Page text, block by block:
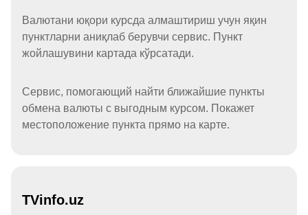
Валютани юқори курсда алмаштириш учун яқин
пунктларни аниқлаб берувчи сервис. Пункт
жойлашувини картада кўрсатади.
Сервис, помогающий найти ближайшие пункты
обмена валюты с выгодным курсом. Покажет
местоположение пункта прямо на карте.
TVinfo.uz